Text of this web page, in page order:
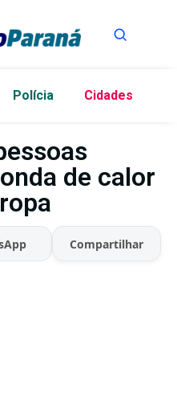
Polícia Cidades
de calor
Compartilhar